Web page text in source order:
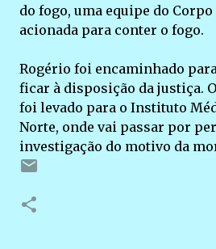
do fogo, uma equipe do
acionada para conter o fogo.
Rogério foi encaminhado para
ficar à disposição da justiça.
foi levado para o Instituto
Norte, onde vai passar por
investigação do motivo da